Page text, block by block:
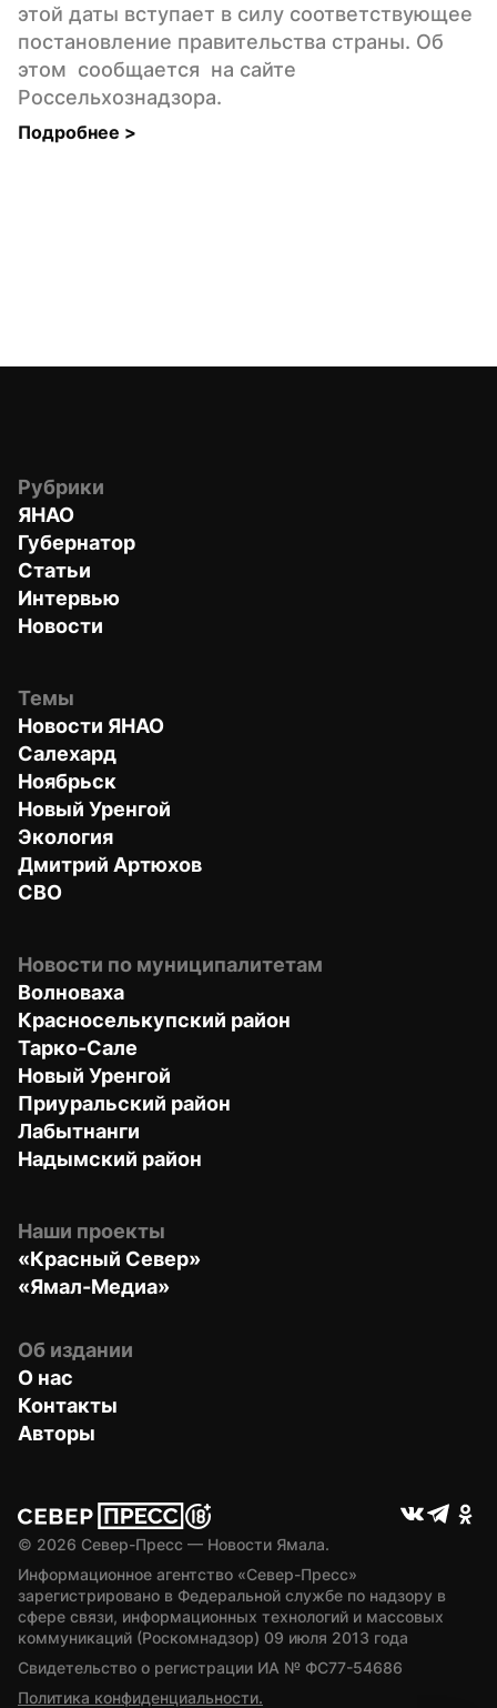
этой даты вступает в силу соответствующее
постановление правительства страны. Об
этом  сообщается  на сайте
Россельхознадзора.
Подробнее >
Рубрики
ЯНАО
Губернатор
Статьи
Интервью
Новости
Темы
Новости ЯНАО
Салехард
Ноябрьск
Новый Уренгой
Экология
Дмитрий Артюхов
СВО
Новости по муниципалитетам
Волноваха
Красноселькупский район
Тарко-Сале
Новый Уренгой
Приуральский район
Лабытнанги
Надымский район
Наши проекты
«Красный Север»
«Ямал-Медиа»
Об издании
О нас
Контакты
Авторы
© 2026 Север-Пресс — Новости Ямала.
Информационное агентство «Север-Пресс»
зарегистрировано в Федеральной службе по надзору в
сфере связи, информационных технологий и массовых
коммуникаций (Роскомнадзор) 09 июля 2013 года
Свидетельство о регистрации ИА № ФС77-54686
Политика конфиденциальности.